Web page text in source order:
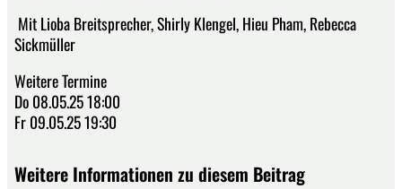
Mit Lioba Breitsprecher, Shirly Klengel, Hieu Pham, Rebecca
Sickmüller
Weitere Termine
Do 08.05.25 18:00
Fr 09.05.25 19:30
Weitere Informationen zu diesem Beitrag